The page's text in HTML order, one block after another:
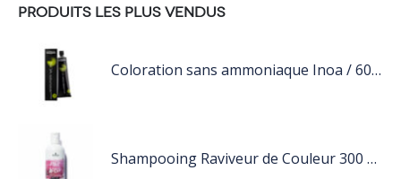
PRODUITS LES PLUS VENDUS
Coloration sans ammoniaque Inoa / 60ML
Shampooing Raviveur de Couleur 300 ml Rose de Schwarzkopf Professional